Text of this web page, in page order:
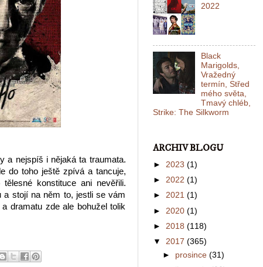
a nejspíš i nějaká ta traumata.
do toho ještě zpívá a tancuje,
konstituce ani nevěřili.
a stojí na něm to, jestli se vám
dramatu zde ale bohužel tolik
2022
Black
Marigolds,
Vražedný
termín, Střed
mého světa,
Tmavý chléb,
Strike: The Silkworm
ARCHIV BLOGU
► 2023 (1)
► 2022 (1)
► 2021 (1)
► 2020 (1)
► 2018 (118)
▼ 2017 (365)
► prosince (31)